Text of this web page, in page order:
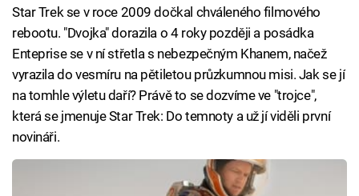
Star Trek se v roce 2009 dočkal chváleného filmového
rebootu. "Dvojka" dorazila o 4 roky později a posádka
Enteprise se v ní střetla s nebezpečným Khanem, načež
vyrazila do vesmíru na pětiletou průzkumnou misi. Jak se jí
na tomhle výletu daří? Právě to se dozvíme ve "trojce",
která se jmenuje Star Trek: Do temnoty a už jí viděli první
novináři.